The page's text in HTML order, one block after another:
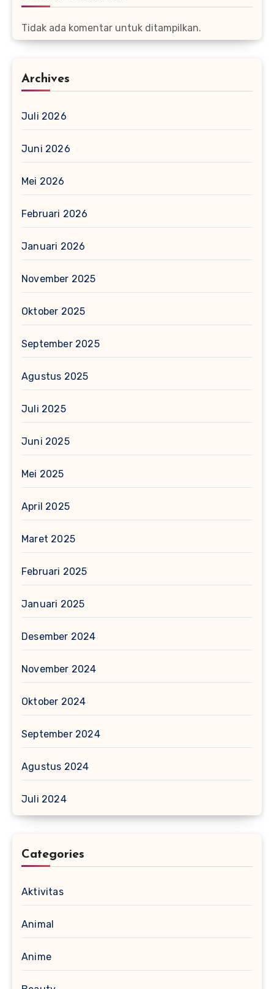
Tidak ada komentar untuk ditampilkan.
Archives
Juli 2026
Juni 2026
Mei 2026
Februari 2026
Januari 2026
November 2025
Oktober 2025
September 2025
Agustus 2025
Juli 2025
Juni 2025
Mei 2025
April 2025
Maret 2025
Februari 2025
Januari 2025
Desember 2024
November 2024
Oktober 2024
September 2024
Agustus 2024
Juli 2024
Categories
Aktivitas
Animal
Anime